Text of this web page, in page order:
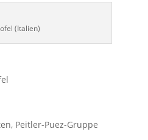
(Italien)
Peitler-Puez-Gruppe